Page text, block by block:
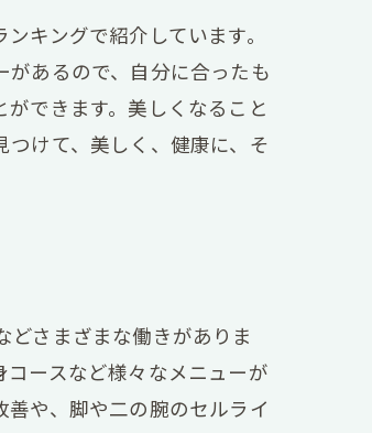
キングで紹介しています。
あるので、自分に合ったも
できます。美しくなること
けて、美しく、健康に、そ
さまざまな働きがありま
ースなど様々なメニューが
や、脚や二の腕のセルライ